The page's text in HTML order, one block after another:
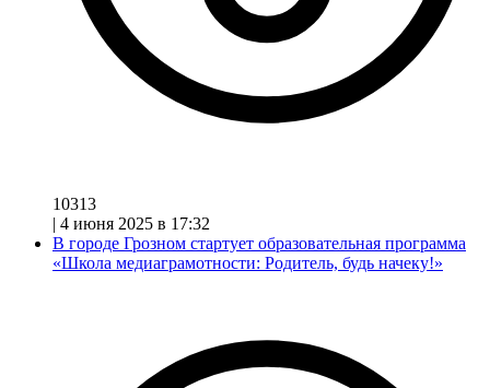
10313
| 4 июня 2025 в 17:32
В городе Грозном стартует образовательная программа
«Школа медиаграмотности: Родитель, будь начеку!»